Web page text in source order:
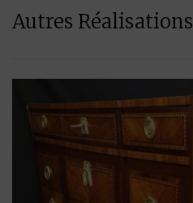
Autres Réalisations